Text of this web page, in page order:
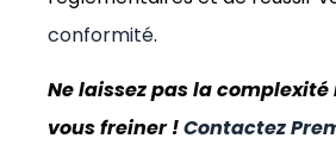
conformité.
Ne laissez pas la
vous freiner !Contactez